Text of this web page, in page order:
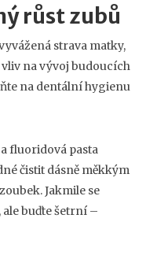
růst zubů
strava matky,
na vývoj budoucích
na dentální hygienu
fluoridová pasta
čistit dásně měkkým
Jakmile se
ale buďte šetrní –